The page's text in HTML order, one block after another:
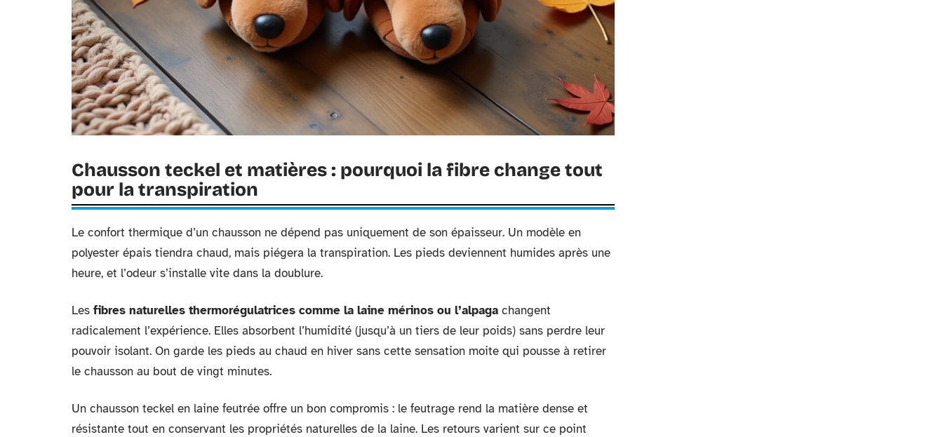
Chausson teckel et matières : pourquoi la fibre change tout
pour la transpiration
Le confort thermique d’un chausson ne dépend pas uniquement de son épaisseur. Un modèle en
polyester épais tiendra chaud, mais piégera la transpiration. Les pieds deviennent humides après une
heure, et l’odeur s’installe vite dans la doublure.
Les fibres naturelles thermorégulatrices comme la laine mérinos ou l’alpaga changent
radicalement l’expérience. Elles absorbent l’humidité (jusqu’à un tiers de leur poids) sans perdre leur
pouvoir isolant. On garde les pieds au chaud en hiver sans cette sensation moite qui pousse à retirer
le chausson au bout de vingt minutes.
Un chausson teckel en laine feutrée offre un bon compromis : le feutrage rend la matière dense et
résistante tout en conservant les propriétés naturelles de la laine. Les retours varient sur ce point